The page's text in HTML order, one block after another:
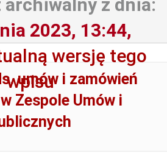
archiwalny z dnia:
2023, 13:44,
wersję tego
wpisu
umów i zamówień
Zespole Umów i